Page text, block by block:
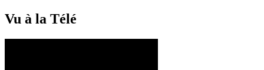
Vu à la Télé